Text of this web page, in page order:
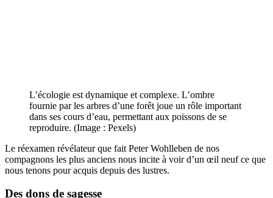
L’écologie est dynamique et complexe. L’ombre
fournie par les arbres d’une forêt joue un rôle important
dans ses cours d’eau, permettant aux poissons de se
reproduire. (Image : Pexels)
Le réexamen révélateur que fait Peter Wohlleben de nos
compagnons les plus anciens nous incite à voir d’un œil neuf ce que
nous tenons pour acquis depuis des lustres.
Des dons de sagesse